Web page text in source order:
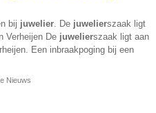
bij juwelier. De juwelierszaak ligt
Verheijen De juwelierszaak ligt aan
Een inbraakpoging bij een
Nieuws